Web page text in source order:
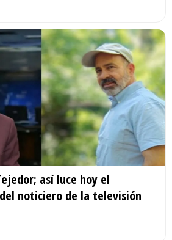
así luce hoy el
noticiero de la televisión